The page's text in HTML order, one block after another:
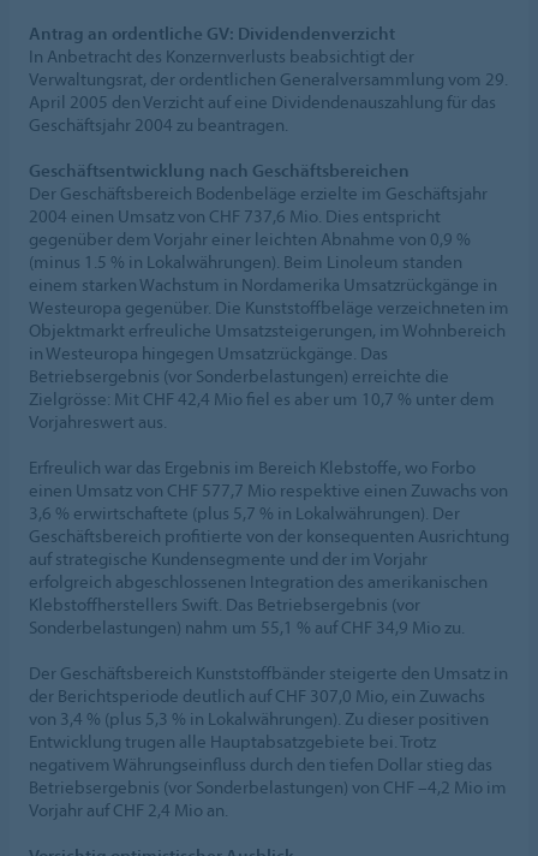
Antrag an ordentliche GV: Dividendenverzicht
In Anbetracht des Konzernverlusts beabsichtigt der
Verwaltungsrat, der ordentlichen Generalversammlung vom 29.
April 2005 den Verzicht auf eine Dividendenauszahlung für das
Geschäftsjahr 2004 zu beantragen.
Geschäftsentwicklung nach Geschäftsbereichen
Der Geschäftsbereich Bodenbeläge erzielte im Geschäftsjahr
2004 einen Umsatz von CHF 737,6 Mio. Dies entspricht
gegenüber dem Vorjahr einer leichten Abnahme von 0,9 %
(minus 1.5 % in Lokalwährungen). Beim Linoleum standen
einem starken Wachstum in Nordamerika Umsatzrückgänge in
Westeuropa gegenüber. Die Kunststoffbeläge verzeichneten im
Objektmarkt erfreuliche Umsatzsteigerungen, im Wohnbereich
in Westeuropa hingegen Umsatzrückgänge. Das
Betriebsergebnis (vor Sonderbelastungen) erreichte die
Zielgrösse: Mit CHF 42,4 Mio fiel es aber um 10,7 % unter dem
Vorjahreswert aus.
Erfreulich war das Ergebnis im Bereich Klebstoffe, wo Forbo
einen Umsatz von CHF 577,7 Mio respektive einen Zuwachs von
3,6 % erwirtschaftete (plus 5,7 % in Lokalwährungen). Der
Geschäftsbereich profitierte von der konsequenten Ausrichtung
auf strategische Kundensegmente und der im Vorjahr
erfolgreich abgeschlossenen Integration des amerikanischen
Klebstoffherstellers Swift. Das Betriebsergebnis (vor
Sonderbelastungen) nahm um 55,1 % auf CHF 34,9 Mio zu.
Der Geschäftsbereich Kunststoffbänder steigerte den Umsatz in
der Berichtsperiode deutlich auf CHF 307,0 Mio, ein Zuwachs
von 3,4 % (plus 5,3 % in Lokalwährungen). Zu dieser positiven
Entwicklung trugen alle Hauptabsatzgebiete bei. Trotz
negativem Währungseinfluss durch den tiefen Dollar stieg das
Betriebsergebnis (vor Sonderbelastungen) von CHF –4,2 Mio im
Vorjahr auf CHF 2,4 Mio an.